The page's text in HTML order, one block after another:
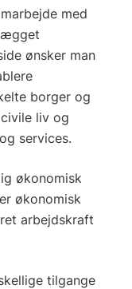
med
ønsker man
borger og
liv og
services.
økonomisk
økonomisk
arbejdskraft
tilgange